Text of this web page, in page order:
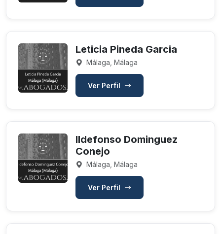
Leticia Pineda Garcia
Málaga, Málaga
Ver Perfil
Ildefonso Dominguez
Conejo
Málaga, Málaga
Ver Perfil